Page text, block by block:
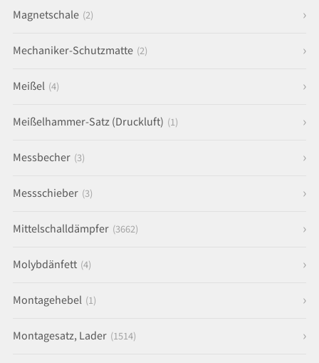
Magnetschale (2)
Mechaniker-Schutzmatte (2)
Meißel (4)
Meißelhammer-Satz (Druckluft) (1)
Messbecher (3)
Messschieber (3)
Mittelschalldämpfer (3662)
Molybdänfett (4)
Montagehebel (1)
Montagesatz, Lader (1514)